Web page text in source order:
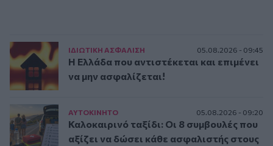
ΙΔΙΩΤΙΚΗ ΑΣΦAΛΙΣΗ 05.08.2026 - 09:45
Η Ελλάδα που αντιστέκεται και επιμένει
να μην ασφαλίζεται!
ΑΥΤΟΚΙΝΗΤΟ 05.08.2026 - 09:20
Καλοκαιρινό ταξίδι: Οι 8 συμβουλές που
αξίζει να δώσει κάθε ασφαλιστής στους